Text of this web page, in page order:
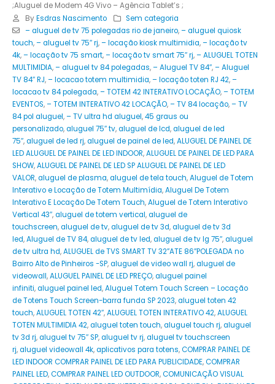
;Aluguel de Modem 4G Vivo – Agência Tablet’s ;
ByEsdras Nascimento
Sem categoria
– aluguel de tv 75 polegadas rio de janeiro,– aluguel quiosk
touch,– aluguel tv 75″ rj,– locação kiosk multimidia,– locação tv
4k,– locação tv 75 smart,– locação tv smart 75″ rj,– ALUGUEL TOTEN
MULTIMIDIA,– aluguel tv 84 polegadas,– Aluguel TV 84″,– Aluguel
TV 84″ RJ,– locacao totem multimidia,– locação toten RJ 42,–
locacao tv 84 polegada,– TOTEM 42 INTERATIVO LOCAÇÃO,– TOTEM
EVENTOS,– TOTEM INTERATIVO 42 LOCAÇÃO,– TV 84 locação,– TV
84 pol aluguel,– TV ultra hd aluguel,45 graus ou
personalizado,aluguel 75″ tv,aluguel de lcd,aluguel de led
75″,aluguel de led rj,aluguel de painel de led,ALUGUEL DE PAINEL DE
LED ALUGUEL DE PAINEL DE LED INDOOR,ALUGUEL DE PAINEL DE LED PARA
SHOW,ALUGUEL DE PAINEL DE LED SP ALUGUEL DE PAINEL DE LED
VALOR,aluguel de plasma,aluguel de tela touch,Aluguel de Totem
Interativo e Locação de Totem Multimídia,Aluguel De Totem
Interativo E Locação De Totem Touch,Aluguel de Totem Interativo
Vertical 43″,aluguel de totem vertical,aluguel de
touchscreen,aluguel de tv,aluguel de tv 3d,aluguel de tv 3d
led,Aluguel de TV 84,aluguel de tv led,aluguel de tv lg 75″,aluguel
de tv ultra hd,ALUGUEL de TVS SMART TV 32”ATE 86”POLEGADA no
Bairro‎ Alto de Pinheiros‎ -SP,aluguel de video wall rj,aluguel de
videowall,ALUGUEL PAINEL DE LED PREÇO,aluguel painel
infiniti,aluguel painel led,Aluguel Totem Touch Screen – Locação
de Totens Touch Screen-barra funda SP 2023,aluguel toten 42
touch,ALUGUEL TOTEN 42″,ALUGUEL TOTEN INTERATIVO 42,ALUGUEL
TOTEN MULTIMIDIA 42,aluguel toten touch,aluguel touch rj,aluguel
tv 3d rj,aluguel tv 75″ SP,aluguel tv rj,aluguel tv touchscreen
rj,aluguel videowall 4k,aplicativos para totens,COMPRAR PAINEL DE
LED INDOOR COMPRAR PAINEL DE LED PARA PUBLICIDADE,COMPRAR
PAINEL LED,COMPRAR PAINEL LED OUTDOOR,COMUNICAÇÃO VISUAL